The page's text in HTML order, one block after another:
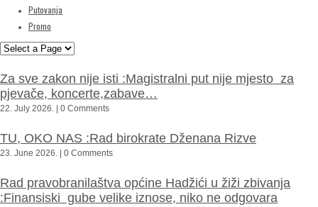
Putovanja
Promo
Za sve zakon nije isti :Magistralni put nije mjesto za
pjevače, koncerte,zabave…
22. July 2026. | 0 Comments
TU, OKO NAS :Rad birokrate Dženana Rizve
23. June 2026. | 0 Comments
Rad pravobranilaštva općine Hadžići u žiži zbivanja
:Finansiski gube velike iznose, niko ne odgovara